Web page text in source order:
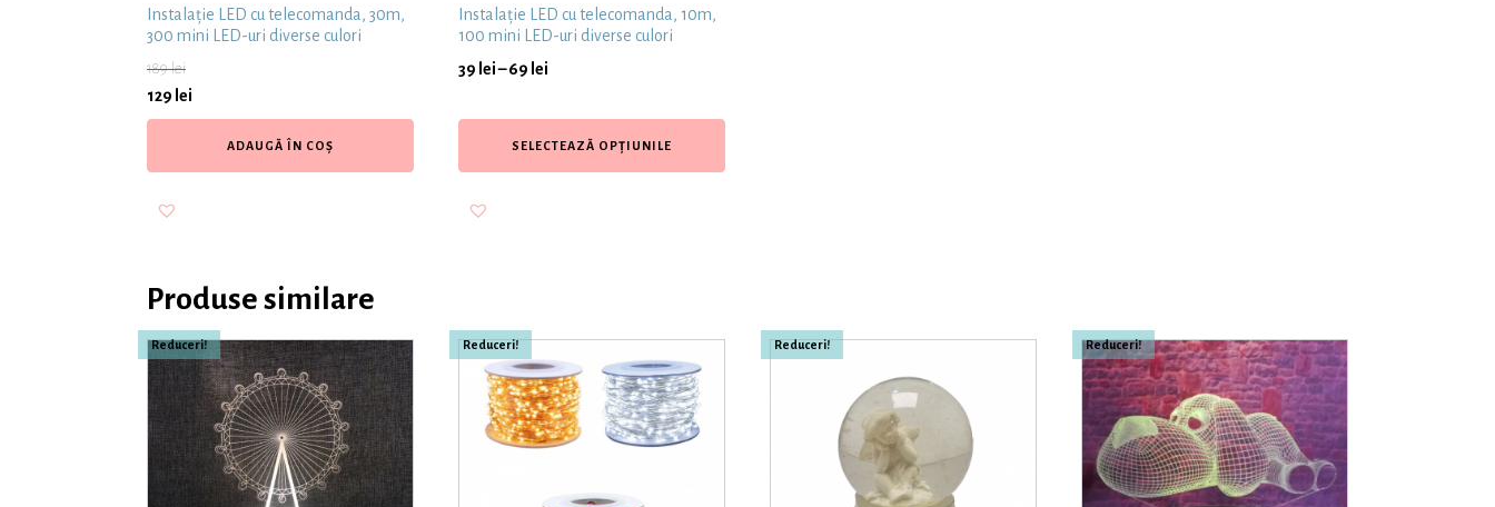
Instalație LED cu telecomanda, 30m,
300 mini LED-uri diverse culori
189lei
129 lei
ADAUGĂ ÎN COȘ
Instalație LED cu telecomanda, 10m,
100 mini LED-uri diverse culori
39 lei–69 lei
SELECTEAZĂ OPȚIUNILE
Produse similare
Reduceri! Reduceri! Reduceri! Reduceri!